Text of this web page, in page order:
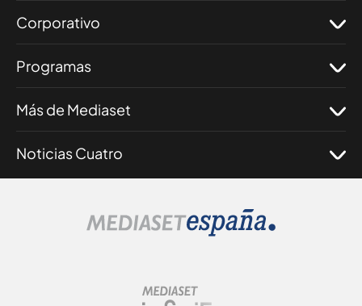
Corporativo
Programas
Más de Mediaset
Noticias Cuatro